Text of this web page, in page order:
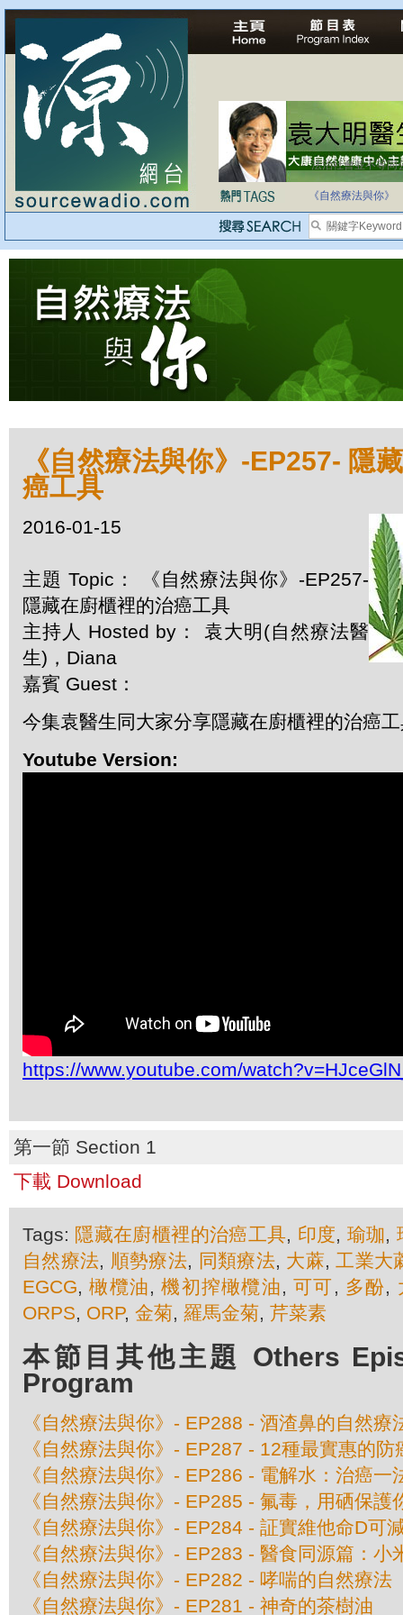
法治社會並不等同
《自然療法與你》
《自然療法與你》-EP257- 隱
癌工具
2016-01-15
主題 Topic： 《自然療法與你》-EP257-
隱藏在廚櫃裡的治癌工具
主持人 Hosted by： 袁大明(自然療法醫
生)，Diana
嘉賓 Guest：
今集袁醫生同大家分享隱藏在廚櫃裡的治癌
Youtube Version:
https://www.youtube.com/
第一節 Section 1
下載 Download
Tags: 隱藏在廚櫃裡的治癌工具, 印度, 瑜珈,
自然療法, 順勢療法, 同類療法, 大蔴,工業大
EGCG,橄欖油,機初搾橄欖油,可可, 多酚,
ORPS, ORP, 金菊, 羅馬金菊, 芹菜素
本節目其他主題 Others
Program
《自然療法與你》- EP288 - 酒渣鼻的自然療
《自然療法與你》- EP287 - 12種最實惠的防
《自然療法與你》- EP286 - 電解水：治癌一
《自然療法與你》- EP285 - 氟毒，用硒保護
《自然療法與你》- EP284 - 証實維他命D可
《自然療法與你》- EP283 - 醫食同源篇：小
《自然療法與你》- EP282 - 哮喘的自然療法
《自然療法與你》- EP281 - 神奇的茶樹油